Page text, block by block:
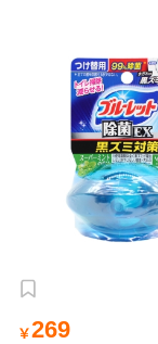
￥269